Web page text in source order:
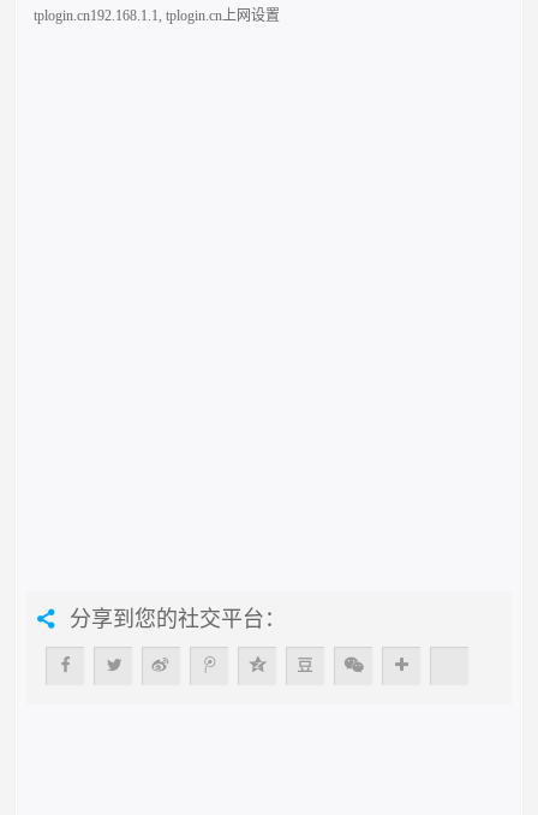
tplogin.cn192.168.1.1 ,tplogin.cn上网设置
分享到您的社交平台：